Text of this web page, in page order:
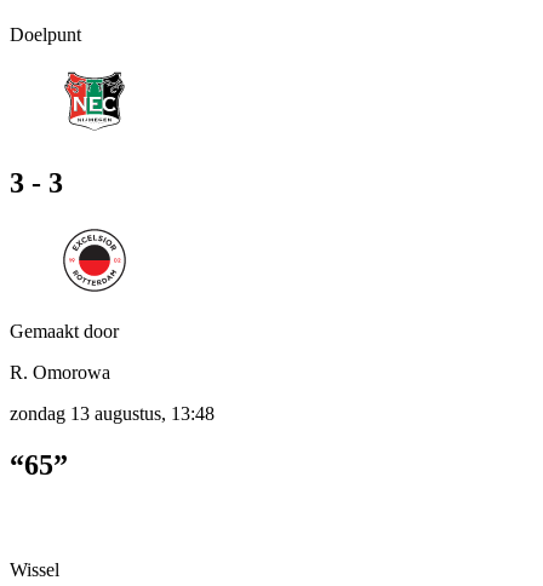
Doelpunt
3 - 3
Gemaakt door
R. Omorowa
zondag 13 augustus, 13:48
“65”
Wissel